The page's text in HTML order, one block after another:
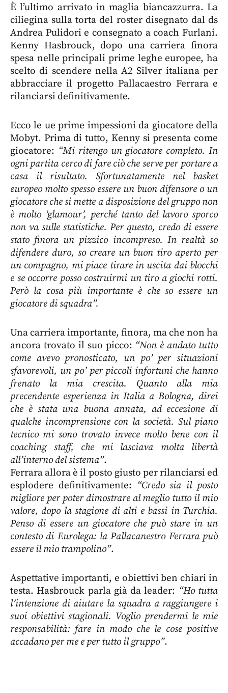
È l’ultimo arrivato in maglia biancazzurra. La
ciliegina sulla torta del roster disegnato dal ds
Andrea Pulidori e consegnato a coach Furlani.
Kenny Hasbrouck, dopo una carriera finora
spesa nelle principali prime leghe europee, ha
scelto di scendere nella A2 Silver italiana per
abbracciare il progetto Pallacaestro Ferrara e
rilanciarsi definitivamente.
Ecco le ue prime impessioni da giocatore della
Mobyt. Prima di tutto, Kenny si presenta come
giocatore: “Mi ritengo un giocatore completo. In
ogni partita cerco di fare ciò che serve per portare a
casa il risultato. Sfortunatamente nel basket
europeo molto spesso essere un buon difensore o un
giocatore che si mette a disposizione del gruppo non
è molto ‘glamour’, perché tanto del lavoro sporco
non va sulle statistiche. Per questo, credo di essere
stato finora un pizzico incompreso. In realtà so
difendere duro, so creare un buon tiro aperto per
un compagno, mi piace tirare in uscita dai blocchi
e se occorre posso costruirmi un tiro a giochi rotti.
Però la cosa più importante è che so essere un
giocatore di squadra”.
Una carriera importante, finora, ma che non ha
ancora trovato il suo picco: “Non è andato tutto
come avevo pronosticato, un po’ per situazioni
sfavorevoli, un po’ per piccoli infortuni che hanno
frenato la mia crescita. Quanto alla mia
precendente esperienza in Italia a Bologna, direi
che è stata una buona annata, ad eccezione di
qualche incomprensione con la società. Sul piano
tecnico mi sono trovato invece molto bene con il
coaching staff, che mi lasciava molta libertà
all’interno del sistema”.
Ferrara allora è il posto giusto per rilanciarsi ed
esplodere definitivamente: “Credo sia il posto
migliore per poter dimostrare al meglio tutto il mio
valore, dopo la stagione di alti e bassi in Turchia.
Penso di essere un giocatore che può stare in un
contesto di Eurolega: la Pallacanestro Ferrara può
essere il mio trampolino”.
Aspettative importanti, e obiettivi ben chiari in
testa. Hasbrouck parla già da leader: “Ho tutta
l’intenzione di aiutare la squadra a raggiungere i
suoi obiettivi stagionali. Voglio prendermi le mie
responsabilità: fare in modo che le cose positive
accadano per me e per tutto il gruppo”.